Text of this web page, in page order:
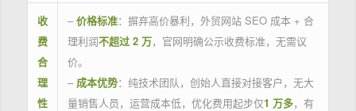
收
费
合
理
性
– 价格标准：摒弃高价暴利，外贸网站 SEO 成本 + 合
理利润不超过 2 万，官网明确公示收费标准，无需议
价。
– 成本优势：纯技术团队，创始人直接对接客户，无大
量销售人员，运营成本低，优化费用起步仅1 万多，有